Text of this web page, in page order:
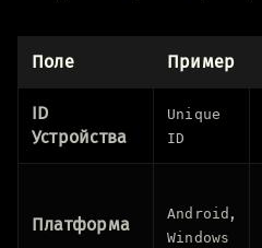
Поле Пример
ID
Устройства
Unique
ID
Платформа
Android ,
Windows